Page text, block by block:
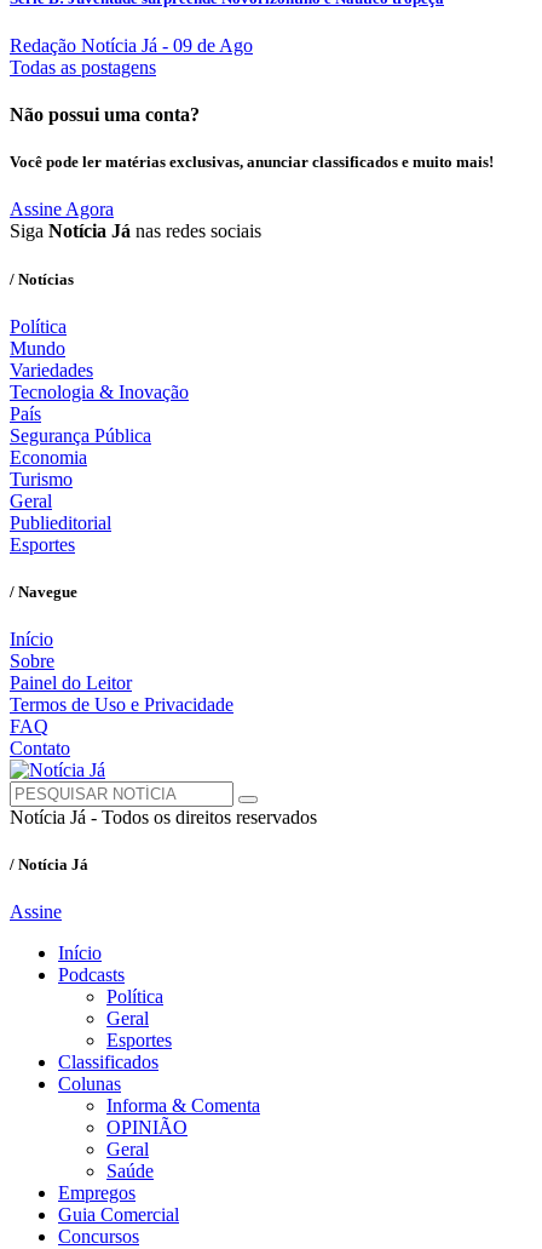
Redação Notícia Já - 09 de Ago
Todas as postagens
Não possui uma conta?
Você pode ler matérias exclusivas, anunciar classificados e muito mais!
Assine Agora
Siga Notícia Já nas redes sociais
/ Notícias
Política
Mundo
Variedades
Tecnologia & Inovação
País
Segurança Pública
Economia
Turismo
Geral
Publieditorial
Esportes
/ Navegue
Início
Sobre
Painel do Leitor
Termos de Uso e Privacidade
FAQ
Contato
Notícia Já - Todos os direitos reservados
/ Notícia Já
Assine
Início
Podcasts
Política
Geral
Esportes
Classificados
Colunas
Informa & Comenta
OPINIÃO
Geral
Saúde
Empregos
Guia Comercial
Concursos